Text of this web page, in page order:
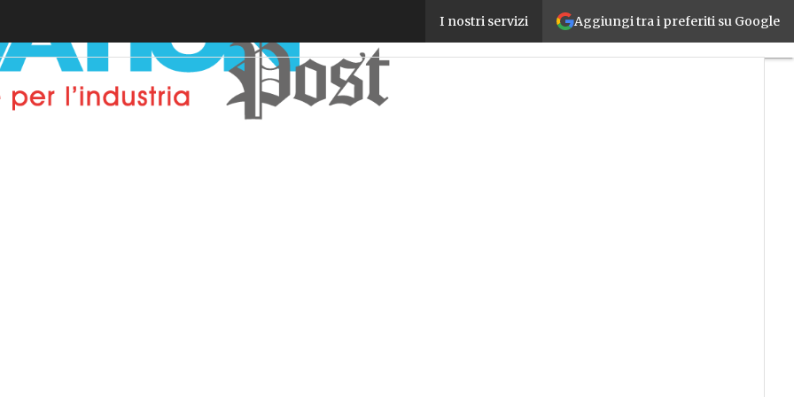
Aggiungi tra i preferiti su Google
I nostri servizi
L’impatto delle tecnologie quantistiche sulla